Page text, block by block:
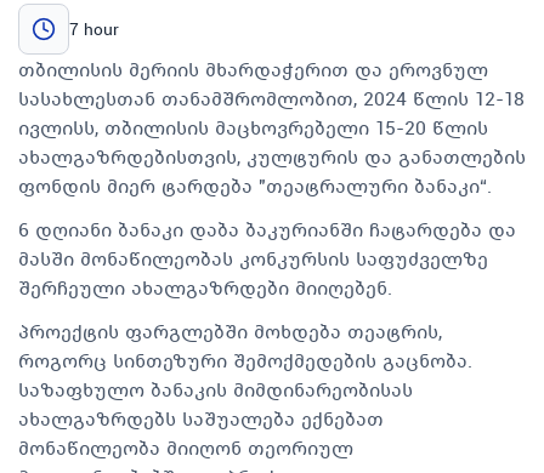
7 hour
თბილისის მერიის მხარდაჭერით და ეროვნულ
სასახლესთან თანამშრომლობით, 2024 წლის 12-18
ივლისს, თბილისის მაცხოვრებელი 15-20 წლის
ახალგაზრდებისთვის, კულტურის და განათლების
ფონდის მიერ ტარდება "თეატრალური ბანაკი“.
6 დღიანი ბანაკი დაბა ბაკურიანში ჩატარდება და
მასში მონაწილეობას კონკურსის საფუძველზე
შერჩეული ახალგაზრდები მიიღებენ.
პროექტის ფარგლებში მოხდება თეატრის,
როგორც სინთეზური შემოქმედების გაცნობა.
საზაფხულო ბანაკის მიმდინარეობისას
ახალგაზრდებს საშუალება ექნებათ
მონაწილეობა მიიღონ თეორიულ